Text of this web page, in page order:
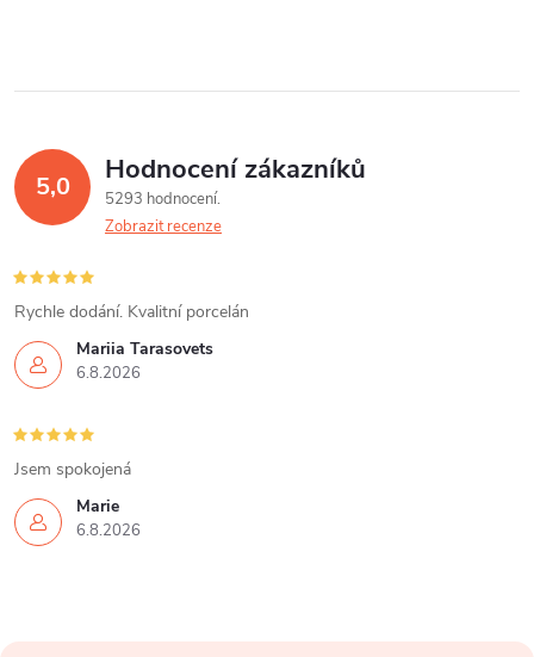
5,0 Hodnocení zákazníků
5293 hodnocení
Zobrazit recenze
Mariia Tarasovets
6.8.2026
Rychle dodání. Kvalitní porcelán
Marie
6.8.2026
Jsem spokojená